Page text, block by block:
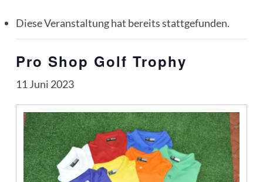
Diese Veranstaltung hat bereits stattgefunden.
Pro Shop Golf Trophy
11 Juni 2023